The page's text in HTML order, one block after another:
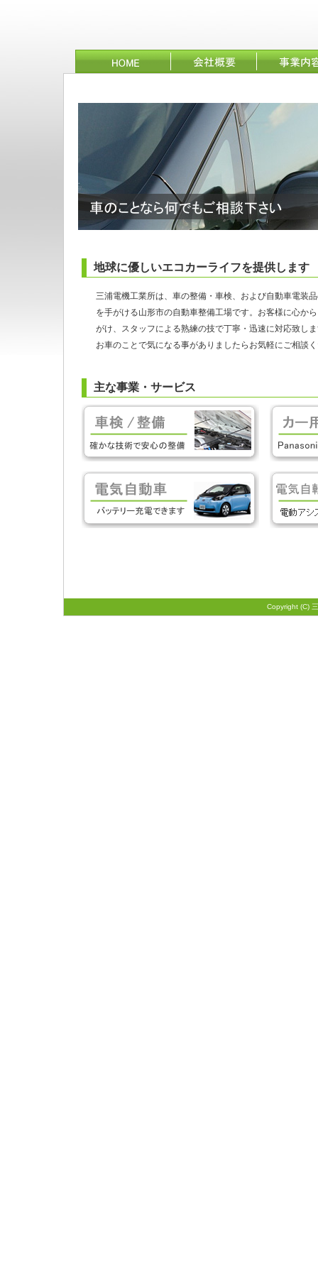
地球に優しいエコカーライフを提供し
三浦電機工業所は、車の整備・車検、および自動車電装
を手がける山形市の自動車整備工場です。お客様に心か
がけ、スタッフによる熟練の技で丁寧・迅速に対応致し
お車のことで気になる事がありましたらお気軽にご相談
主な事業・サービス
Copyright (C)